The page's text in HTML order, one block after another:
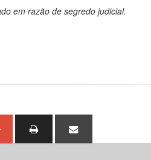
em razão de segredo judicial.